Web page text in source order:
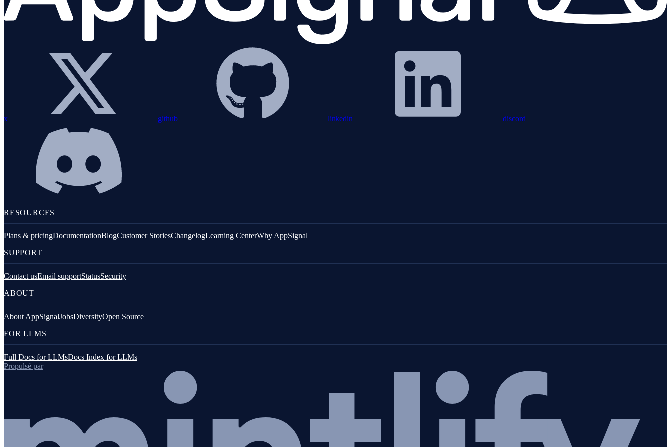
Alerting
LOGS ET MÉTRIQUES
Logs
Aperçu
Configurer la journalisation
Logging depuis les intégrations AppSignal
Plateformes de logging
Scalingo log drain
x github linkedin discord
RESOURCES
Plans & pricingDocumentationBlogCustomer StoriesChangelogLearning CenterWhy AppSignal
SUPPORT
Contact usEmail supportStatusSecurity
ABOUT
About AppSignalJobsDiversityOpen Source
FOR LLMS
Full Docs for LLMsDocs Index for LLMs
Propulsé par